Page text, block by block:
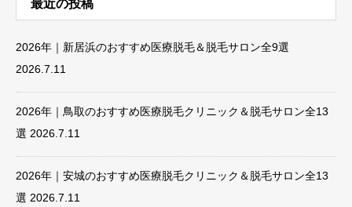
最近の投稿
2026年｜新居浜のおすすめ医療脱毛＆脱毛サロン全9選
2026.7.11
2026年｜鳥取のおすすめ医療脱毛クリニック＆脱毛サロン全13
選 2026.7.11
2026年｜安城のおすすめ医療脱毛クリニック＆脱毛サロン全13
選 2026.7.11